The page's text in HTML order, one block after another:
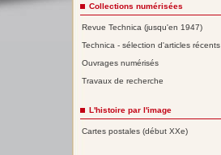
Collections numérisées
Revue Technica (jusqu'en 1947)
Technica - sélection d'articles récents
Ouvrages numérisés
Travaux de recherche
L'histoire par l'image
Cartes postales (début XXe)